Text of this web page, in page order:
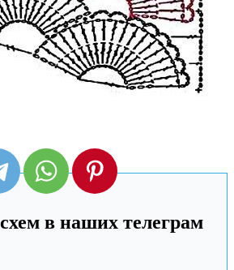
в наших телеграм